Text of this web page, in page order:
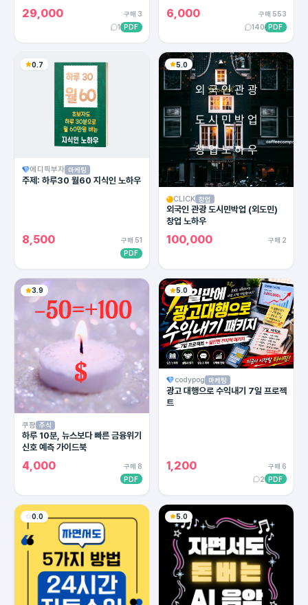
29,000
구매 3
1
PDF
용한 카피라이팅의 모든 방법!
6,000
구매 553
140
PDF
0.7
에디픽부자 마케팅
주제: 하루30 월60 지식인 노하우
8,500
구매 51
PDF
5.0
CLICK 창업
외국인 관광 도시민박업 (외도민)
창업 노하우
100,000 구매 2
3.9
쿠팡 주식
하루 10분, 뉴스보다 빠른 금융위기
신호 예측 가이드북
4,000
구매 8
PDF
5.0
codypog 마케팅
광고 대행으로 수익내기 7일 프로젝
트
1,200
구매 6
2 PDF
0.0 5.0